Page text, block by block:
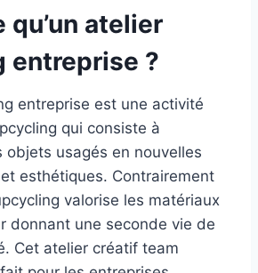
qu’un atelier
entreprise ?
entreprise est une activité
qui consiste à
objets usagés en nouvelles
esthétiques. Contrairement
valorise les matériaux
donnant une seconde vie de
Cet atelier créatif team